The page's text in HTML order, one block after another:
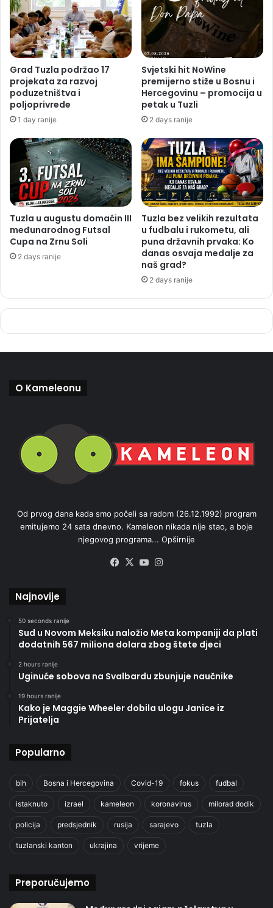
Grad Tuzla podržao 17
projekata za razvoj
poduzetništva i
poljoprivrede
1 day ranije
Svjetski hit NoWine
premijerno stiže u Bosnu i
Hercegovinu – promocija u
petak u Tuzli
2 days ranije
Tuzla u augustu domaćin III
međunarodnog Futsal
Cupa na Zrnu Soli
2 days ranije
Tuzla bez velikih rezultata
u fudbalu i rukometu, ali
puna državnih prvaka: Ko
danas osvaja medalje za
naš grad?
2 days ranije
O Kameleonu
Od prvog dana kada smo počeli sa radom (26.12.1992) program
emitujemo 24 sata dnevno. Kameleon nikada nije stao, a boje
njegovog programa... Opširnije
Facebook
X YouTube
Najnovije
50 seconds ranije
Sud u Novom Meksiku naložio Meta kompaniji da plati
dodatnih 567 miliona dolara zbog štete djeci
2 hours ranije
Uginuće sobova na Svalbardu zbunjuje naučnike
19 hours ranije
Kako je Maggie Wheeler dobila ulogu Janice iz
Prijatelja
Popularno
bih Bosna i Hercegovina Covid-19 fokus fudbal
istaknuto izrael kameleon koronavirus milorad dodik
policija predsjednik rusija sarajevo tuzla
tuzlanski kanton ukrajina vrijeme
Preporučujemo